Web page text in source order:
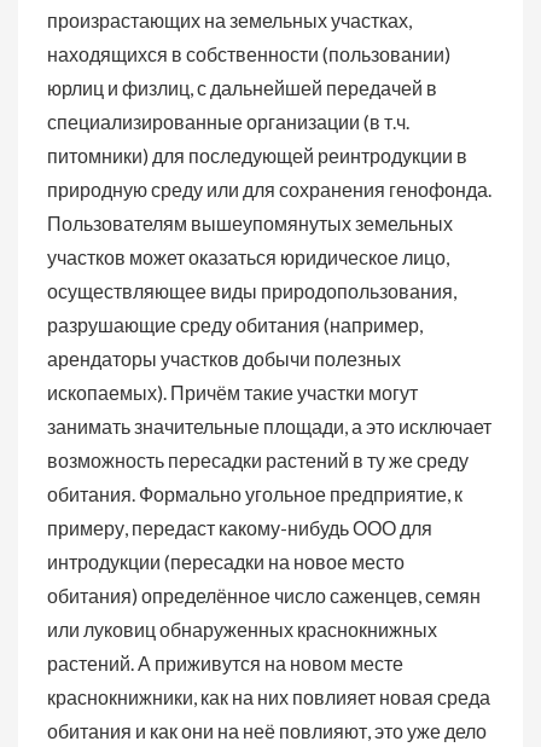
произрастающих на земельных участках,
находящихся в собственности (пользовании)
юрлиц и физлиц, с дальнейшей передачей в
специализированные организации (в т.ч.
питомники) для последующей реинтродукции в
природную среду или для сохранения генофонда.
Пользователям вышеупомянутых земельных
участков может оказаться юридическое лицо,
осуществляющее виды природопользования,
разрушающие среду обитания (например,
арендаторы участков добычи полезных
ископаемых). Причём такие участки могут
занимать значительные площади, а это исключает
возможность пересадки растений в ту же среду
обитания. Формально угольное предприятие, к
примеру, передаст какому-нибудь ООО для
интродукции (пересадки на новое место
обитания) определённое число саженцев, семян
или луковиц обнаруженных краснокнижных
растений. А приживутся на новом месте
краснокнижники, как на них повлияет новая среда
обитания и как они на неё повлияют, это уже дело